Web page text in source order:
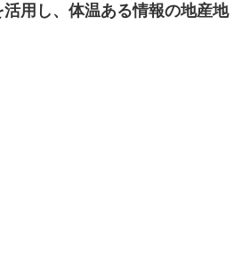
用し、体温ある情報の地産地